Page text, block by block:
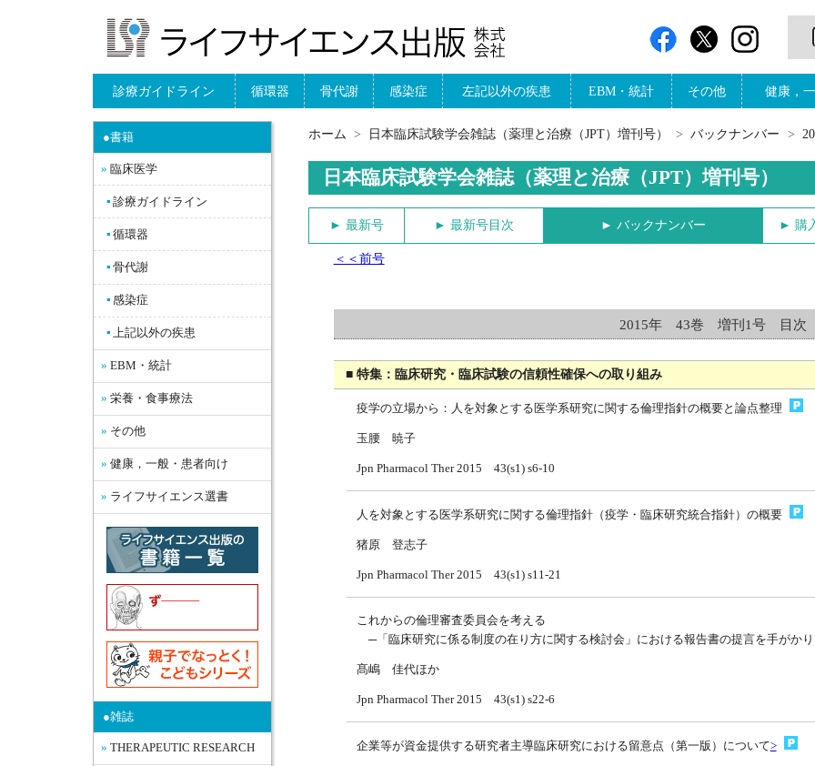
診療ガイドライン 循環器 骨代謝 感染症 左記以外の疾患 EBM・統計 その他 健康，
●書籍
臨床医学
診療ガイドライン
循環器
骨代謝
感染症
上記以外の疾患
EBM・統計
栄養・食事療法
その他
健康，一般・患者向け
ライフサイエンス選書
●雑誌
THERAPEUTIC RESEARCH
ホーム 日本臨床試験学会雑誌（薬理と治療（JPT）増刊号） バックナンバー
日本臨床試験学会雑誌（薬理と治療（JPT）増刊号）
► 最新号 ► 最新号目次 ► バックナンバー ► 購
＜＜前号
2015年 43巻 増刊1号 目次
■ 特集：臨床研究・臨床試験の信頼性確保への取り組み
疫学の立場から：人を対象とする医学系研究に関する倫理指針の概要と論点整理
玉腰 暁子
Jpn Pharmacol Ther 2015 43(s1) s6-10
人を対象とする医学系研究に関する倫理指針（疫学・臨床研究統合指針）の概要
猪原 登志子
Jpn Pharmacol Ther 2015 43(s1) s11-21
これからの倫理審査委員会を考える
─「臨床研究に係る制度の在り方に関する検討会」における報告書の提言を手がか
髙嶋 佳代ほか
Jpn Pharmacol Ther 2015 43(s1) s22-6
企業等が資金提供する研究者主導臨床研究における留意点（第一版）について>